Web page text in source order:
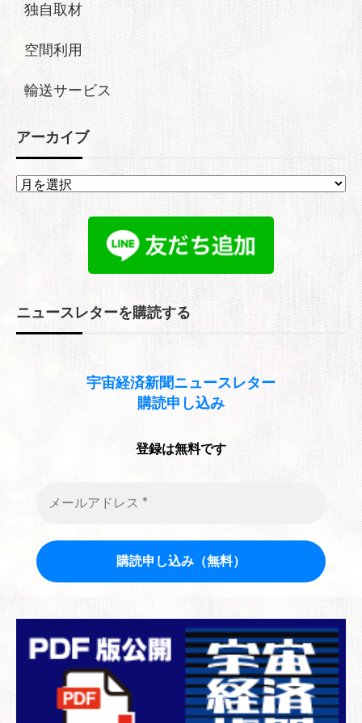
独自取材
空間利用
輸送サービス
アーカイブ
ア
ー
ニュースレターを購読する
宇宙経済新聞ニュースレター
購読申し込み
登録は無料です